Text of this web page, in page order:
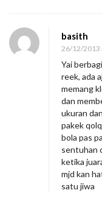
basith
26/12/2013
Yai
reek, ada
memang
dan
ukuran
pakek
bola pas
sentuhan
ketika
mjd kan
satu jiwa